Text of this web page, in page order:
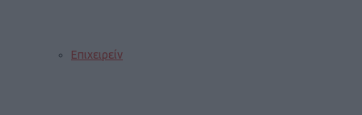
Επιχειρείν